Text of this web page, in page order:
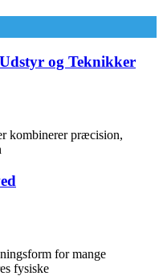
og Teknikker
kombinerer præcision,
for mange
fysiske